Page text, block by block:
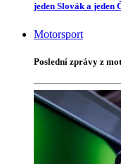
jeden Slovák a jeden
Motorsport
Poslední zprávy z